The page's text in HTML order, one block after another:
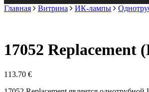
Главная Витрина ИК-лампы
17052 Replacement
113.70 €